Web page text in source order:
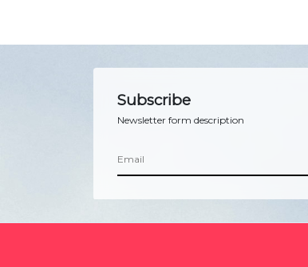
Subscribe
Newsletter form description